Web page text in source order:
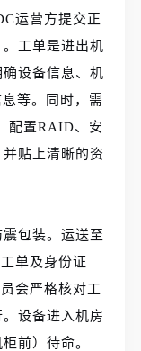
运营方提交正
工单是进出机
设备信息、机
等。同时，需
配置RAID、安
贴上清晰的资
包装。运送至
单及身份证
会严格核对工
设备进入机房
前）待命。